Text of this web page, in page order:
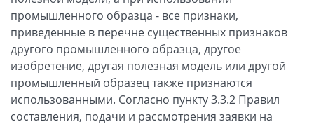
промышленного образца - все признаки,
приведенные в перечне существенных признаков
другого промышленного образца, другое
изобретение, другая полезная модель или другой
промышленный образец также признаются
использованными. Согласно пункту 3.3.2 Правил
составления, подачи и рассмотрения заявки на